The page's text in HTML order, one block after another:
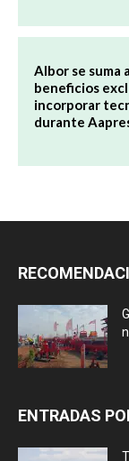
Albor se suma
beneficios
incorporar
durante
ENTRADAS